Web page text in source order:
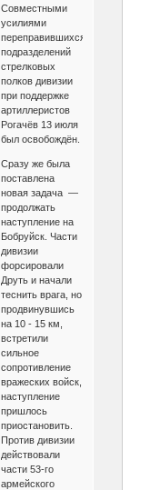
Совместными
усилиями
переправившихся
подразделений
стрелковых
полков дивизии
при поддержке
артиллеристов
Рогачёв 13 июля
был освобождён.
Сразу же была
поставлена
новая задача —
продолжать
наступление на
Бобруйск. Части
дивизии
форсировали
Друть и начали
теснить врага, но
продвинувшись
на 10 - 15 км,
встретили
сильное
сопротивление
вражеских войск,
наступление
пришлось
приостановить.
Против дивизии
действовали
части 53-го
армейского